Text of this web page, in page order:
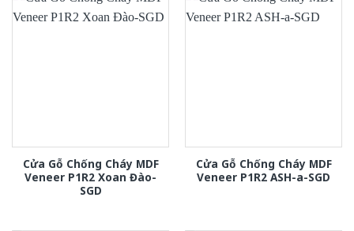
Cửa Gỗ Chống Cháy MDF
Veneer P1R2 Xoan Đào-
SGD
Cửa Gỗ Chống Cháy MDF
Veneer P1R2 ASH-a-SGD